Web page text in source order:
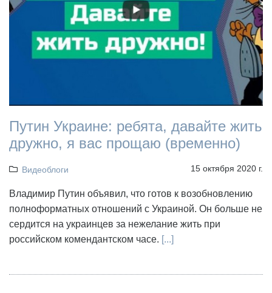
Путин Украине: ребята, давайте жить
дружно, я вас прощаю (временно)
Видеоблоги 15 октября 2020 г.
Владимир Путин объявил, что готов к возобновлению
полноформатных отношений с Украиной. Он больше не
сердится на украинцев за нежелание жить при
российском комендантском часе. [...]